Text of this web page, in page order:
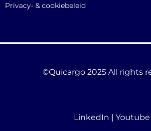
Privacy- & cookiebeleid
©Quicargo 2025 All rights
LinkedIn | Youtube